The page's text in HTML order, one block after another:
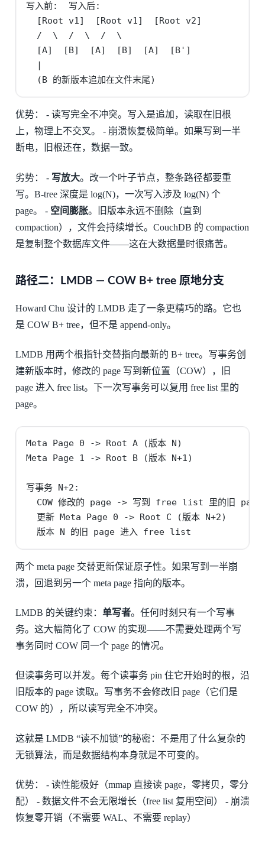
写入前:  写入后:
  [Root v1]  [Root v1]  [Root v2]
  /  \  /  \  /  \
  [A]  [B]  [A]  [B]  [A]  [B']
  |
  (B 的新版本追加在文件末尾)
优势： - 读写完全不冲突。写入是追加，读取在旧根
上，物理上不交叉。 - 崩溃恢复极简单。如果写到一半
断电，旧根还在，数据一致。
劣势： - 写放大。改一个叶子节点，整条路径都要重
写。B-tree 深度是 log(N)，一次写入涉及 log(N) 个
page。 - 空间膨胀。旧版本永远不删除（直到
compaction），文件会持续增长。CouchDB 的 compaction
是复制整个数据库文件——这在大数据量时很痛苦。
路径二：LMDB — COW B+ tree 原地分支
Howard Chu 设计的 LMDB 走了一条更精巧的路。它也
是 COW B+ tree，但不是 append-only。
LMDB 用两个根指针交替指向最新的 B+ tree。写事务创
建新版本时，修改的 page 写到新位置（COW），旧
page 进入 free list。下一次写事务可以复用 free list 里的
page。
Meta Page 0 -> Root A (版本 N)
Meta Page 1 -> Root B (版本 N+1)
写事务 N+2:
COW 修改的 page -> 写到 free list 里的旧 page
  更新 Meta Page 0 -> Root C (版本 N+2)
  版本 N 的旧 page 进入 free list
两个 meta page 交替更新保证原子性。如果写到一半崩
溃，回退到另一个 meta page 指向的版本。
LMDB 的关键约束： 单写者。任何时刻只有一个写事
务。这大幅简化了 COW 的实现——不需要处理两个写
事务同时 COW 同一个 page 的情况。
但读事务可以并发。每个读事务 pin 住它开始时的根，沿
旧版本的 page 读取。写事务不会修改旧 page（它们是
COW 的），所以读写完全不冲突。
这就是 LMDB “读不加锁”的秘密：不是用了什么复杂的
无锁算法，而是数据结构本身就是不可变的。
优势： - 读性能极好（mmap 直接读 page，零拷贝，零分
配） - 数据文件不会无限增长（free list 复用空间） - 崩溃
恢复零开销（不需要 WAL、不需要 replay）